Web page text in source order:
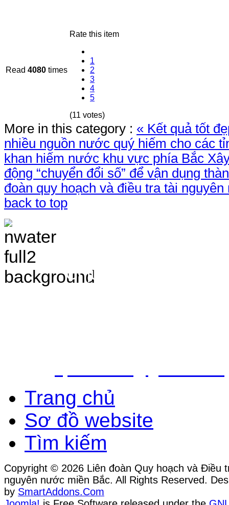
Read 4080 times
Rate this item
1
2
3
4
5
(11 votes)
More in this category : « Kết quả tốt
nhiều nguồn nước quý hiếm cho các
khan hiếm nước khu vực phía Bắc
động “chuyển đổi số” để vận dụng
đoàn quy hoạch và điều tra tài
back to top
Chịu trách nhiệm nội
Trang chủ
Sơ đồ website
Tìm kiếm
Copyright © 2026 Liên đoàn Quy hoạch và Điều
nguyên nước miền Bắc. All Rights Reserved.
by SmartAddons.Com